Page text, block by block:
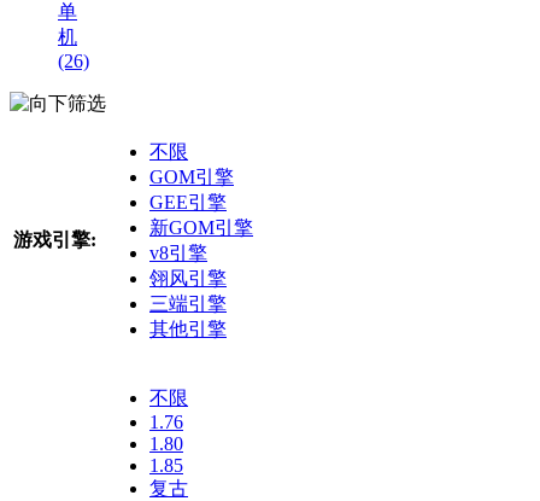
单
机
(26)
筛选
游戏引擎:
不限
GOM引擎
GEE引擎
新GOM引擎
v8引擎
翎风引擎
三端引擎
其他引擎
不限
1.76
1.80
1.85
复古